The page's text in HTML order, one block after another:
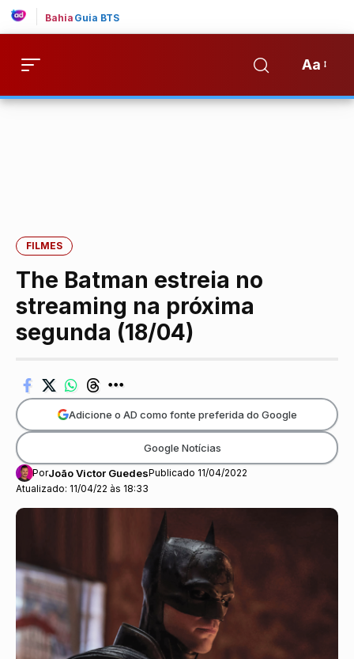
Bahia Guia BTS
Aa
FILMES
The Batman estreia no
streaming na próxima
segunda (18/04)
Atualizado: 11/04/22 às 18:33
PorJoão Victor GuedesPublicado 11/04/2022
Adicione o AD como fonte preferida do Google
Google Notícias